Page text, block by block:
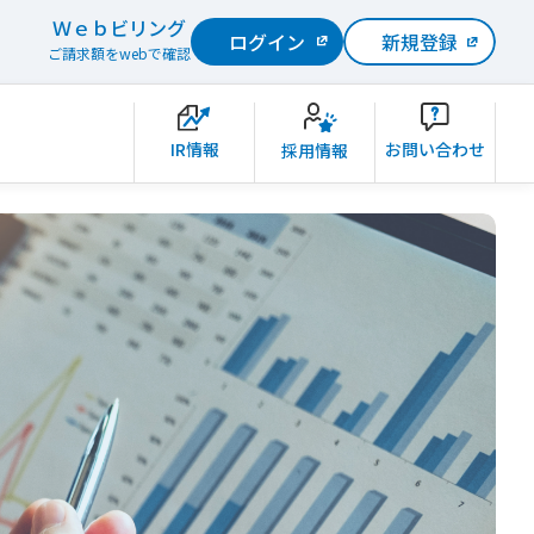
Ｗｅｂビリング
ご請求額をwebで確認 ログイン 新規登録
IR情報 採用情報 お問い合わせ